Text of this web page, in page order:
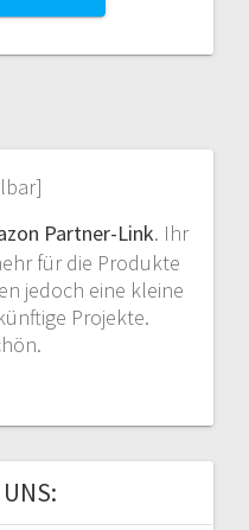
Partner-Link. Ihr
für die Produkte
jedoch eine kleine
Projekte.